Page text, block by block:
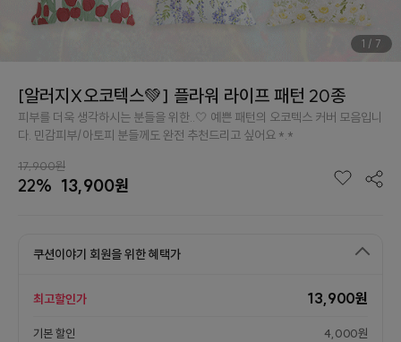
1 / 7
[알러지X오코텍스💚] 플라워 라이프 패턴 20종
피부를 더욱 생각하시는 분들을 위한..🤍 예쁜 패턴의 오코텍스 커버 모음입니
다. 민감피부/아토피 분들께도 완전 추천드리고 싶어요 *.*
17,900원
22% 13,900원
쿠션이야기 회원을 위한 혜택가
최고할인가 13,900원
기본 할인 4,000원